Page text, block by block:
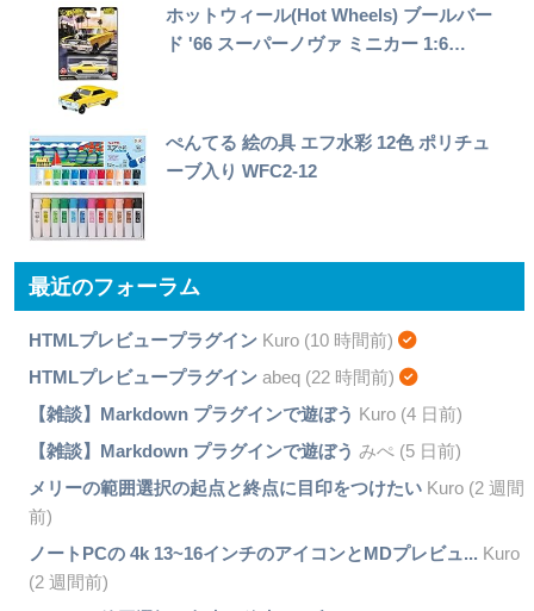
ホットウィール(Hot Wheels) ブールバー
ド '66 スーパーノヴァ ミニカー 1:6…
ぺんてる 絵の具 エフ水彩 12色 ポリチュ
ーブ入り WFC2-12
最近のフォーラム
HTMLプレビュープラグインKuro (10 時間前)
HTMLプレビュープラグインabeq (22 時間前)
【雑談】Markdown プラグインで遊ぼう Kuro (4 日前)
【雑談】Markdown プラグインで遊ぼう みぺ (5 日前)
メリーの範囲選択の起点と終点に目印をつけたいKuro (2 週間
前)
ノートPCの 4k 13~16インチのアイコンとMDプレビュ... Kuro
(2 週間前)